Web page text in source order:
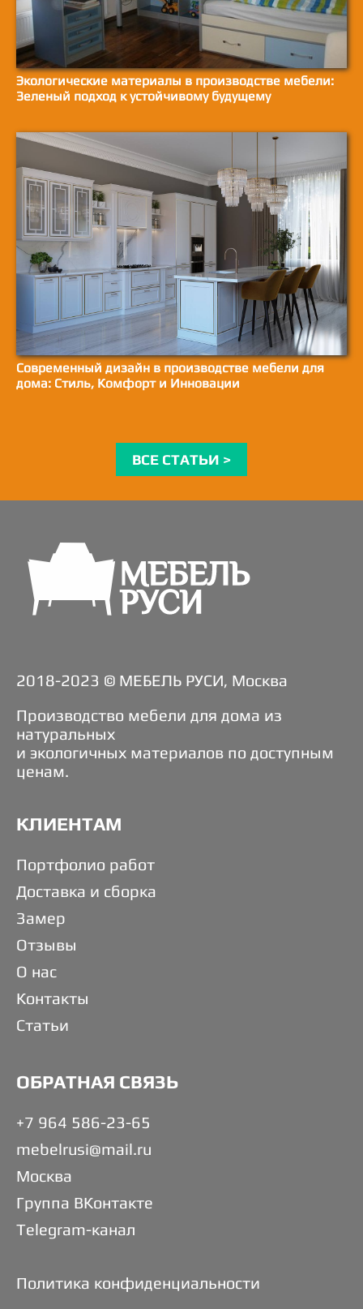
Экологические материалы в производстве мебели:
Зеленый подход к устойчивому будущему
Современный дизайн в производстве мебели для
дома: Стиль, Комфорт и Инновации
ВСЕ СТАТЬИ >
2018-2023 © МЕБЕЛЬ РУСИ, Москва
Производство мебели для дома из
натуральных
и экологичных материалов по доступным
ценам.
КЛИЕНТАМ
Портфолио работ
Доставка и сборка
Замер
Отзывы
О нас
Контакты
Статьи
ОБРАТНАЯ СВЯЗЬ
+7 964 586-23-65
mebelrusi@mail.ru
Москва
Группа ВКонтакте
Telegram-канал
Политика конфиденциальности